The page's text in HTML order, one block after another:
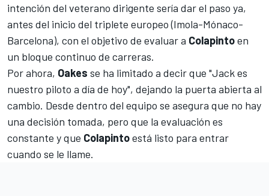
intención del veterano dirigente sería dar el paso ya,
antes del inicio del triplete europeo (Imola-Mónaco-
Barcelona), con el objetivo de evaluar a Colapintoen
un bloque continuo de carreras.
Por ahora, Oakes se ha limitado a decir que "Jack es
nuestro piloto a día de hoy", dejando la puerta abierta al
cambio. Desde dentro del equipo se asegura que no hay
una decisión tomada, pero que la evaluación es
constante y que Colapintoestá listo para entrar
cuando se le llame.